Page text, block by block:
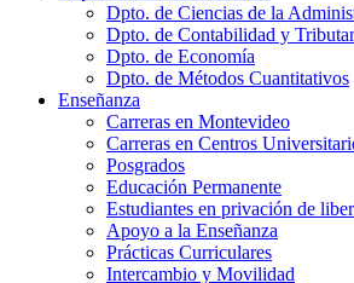
Dpto. de Ciencias de la
Dpto. de Contabilidad y
Dpto. de Economía
Dpto. de Métodos Cuantitativos
Enseñanza
Carreras en Montevideo
Carreras en Centros
Posgrados
Educación Permanente
Estudiantes en privación de
Apoyo a la Enseñanza
Prácticas Curriculares
Intercambio y Movilidad